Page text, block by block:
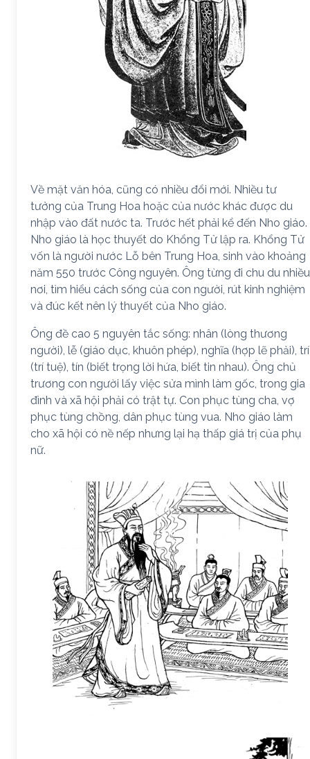
Về mặt văn hóa, cũng có nhiều đổi mới. Nhiều tư
tưởng của Trung Hoa hoặc của nước khác được du
nhập vào đất nước ta. Trước hết phải kể đến Nho giáo.
Nho giáo là học thuyết do Khổng Tử lập ra. Khổng Tử
vốn là người nước Lỗ bên Trung Hoa, sinh vào khoảng
năm 550 trước Công nguyên. Ông từng đi chu du nhiều
nơi, tìm hiểu cách sống của con người, rút kinh nghiệm
và đúc kết nên lý thuyết của Nho giáo.
Ông đề cao 5 nguyên tắc sống: nhân (lòng thương
người), lễ (giáo dục, khuôn phép), nghĩa (hợp lẽ phải), trí
(trí tuệ), tín (biết trọng lời hứa, biết tin nhau). Ông chủ
trương con người lấy việc sửa mình làm gốc, trong gia
đình và xã hội phải có trật tự. Con phục tùng cha, vợ
phục tùng chồng, dân phục tùng vua. Nho giáo làm
cho xã hội có nề nếp nhưng lại hạ thấp giá trị của phụ
nữ.